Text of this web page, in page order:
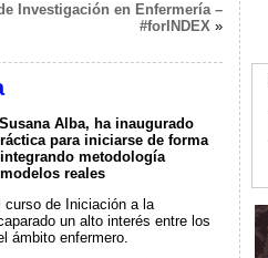
Investigación en Enfermería –
#forINDEX»
Alba, ha inaugurado
para iniciarse de forma
metodología
reales
curso de Iniciación a la
un alto interés entre los
ámbito enfermero.